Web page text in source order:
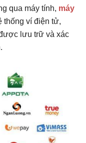
qua máy tính, máy
thống ví điện tử,
lưu trữ và xác